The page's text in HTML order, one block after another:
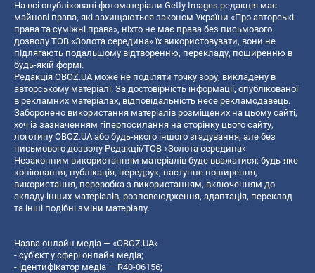
На всі опубліковані фотоматеріали Getty Images редакція має
майнові права, які захищаються законом України «Про авторські
права та суміжні права», ніхто не має права без письмового
дозволу ТОВ «Золота середина» їх використовувати, вони не
підлягають подальшому відтворенню, перекладу, поширенню в
будь-якій формі.
Редакція OBOZ.UA може не поділяти точку зору, викладену в
авторському матеріалі. За достовірність інформації, опублікованої
в рекламних матеріалах, відповідальність несе рекламодавець.
Заборонено використання матеріалів розміщених на цьому сайті,
хоч із зазначенням гіперпосилання на сторінку цього сайту,
логотипу OBOZ.UA або будь-якого іншого згадування, але без
письмового дозволу Редакції/ТОВ «Золота середина»
Незаконним використанням матеріалів буде вважатися: будь-яке
копiювання, публiкацiя, передрук, наступне поширення,
використання, переробка з використанням, включенням до
складу інших матеріалів, розповсюдження, адаптація, переклад
та інші подібні зміни матеріалу.
Назва онлайн медіа — «OBOZ.UA»
- суб'єкт у сфері онлайн медіа;
- ідентифікатор медіа — R40-06156;